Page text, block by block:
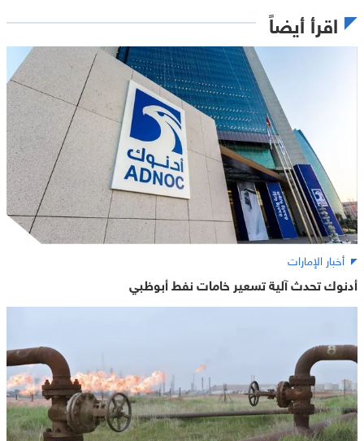
اقرأ أيضاً
أخبار الإمارات
أدنوك تحدث آلية تسعير خامات نفط أبوظبي